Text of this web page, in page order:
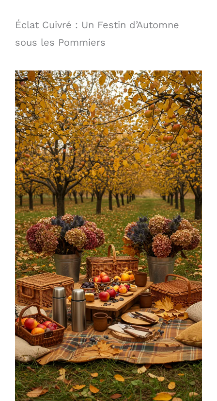
Éclat Cuivré : Un Festin d’Automne
sous les Pommiers